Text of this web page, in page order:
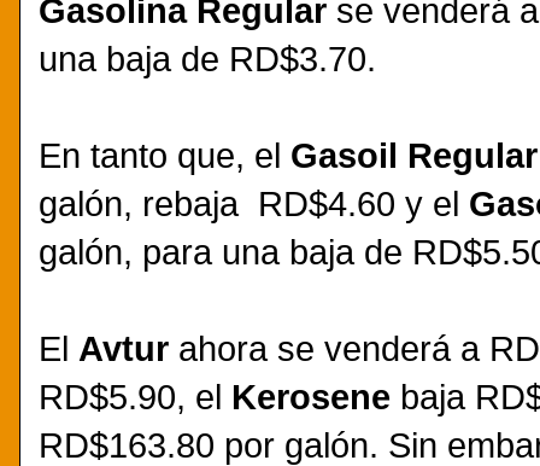
Gasolina Regular se venderá
una baja de RD$3.70.
En tanto que, el Gasoil
galón, rebaja RD$4.60 y el
galón, para una baja de
El Avtur ahora se venderá a
RD$5.90, el Kerosene baja
RD$163.80 por galón. Sin